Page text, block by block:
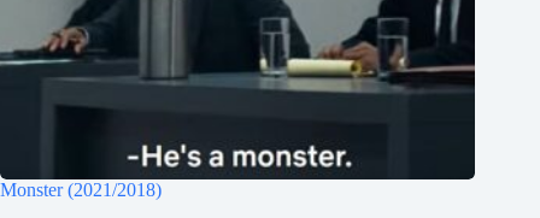
Monster (2021/2018)